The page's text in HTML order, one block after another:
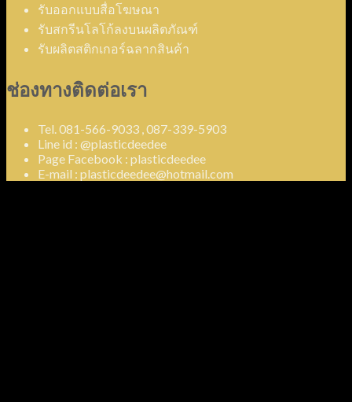
รับออกแบบสื่อโฆษณา
รับสกรีนโลโก้ลงบนผลิตภัณฑ์
รับผลิตสติกเกอร์ฉลากสินค้า
ช่องทางติดต่อเรา
Tel. 081-566-9033 , 087-339-5903
Line id : @plasticdeedee
Page Facebook : plasticdeedee
E-mail : plasticdeedee@hotmail.com